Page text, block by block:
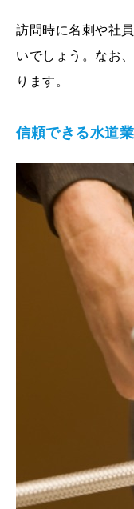
訪問時に名刺や社
いでしょう。なお
ります。
信頼できる水道